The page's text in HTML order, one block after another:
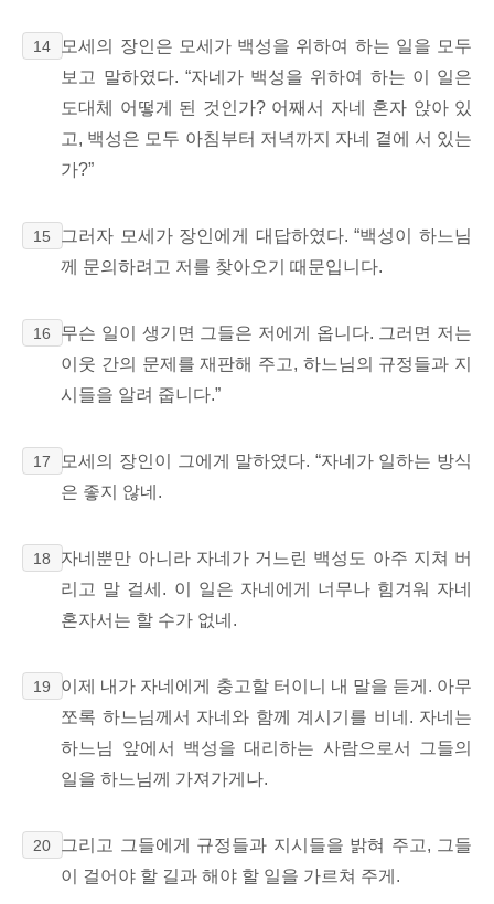
14
모세의 장인은 모세가 백성을 위하여 하는 일을 모두
보고 말하였다. “자네가 백성을 위하여 하는 이 일은
도대체 어떻게 된 것인가? 어째서 자네 혼자 앉아 있
고, 백성은 모두 아침부터 저녁까지 자네 곁에 서 있는
가?”
15
그러자 모세가 장인에게 대답하였다. “백성이 하느님
께 문의하려고 저를 찾아오기 때문입니다.
16
무슨 일이 생기면 그들은 저에게 옵니다. 그러면 저는
이웃 간의 문제를 재판해 주고, 하느님의 규정들과 지
시들을 알려 줍니다.”
17
모세의 장인이 그에게 말하였다. “자네가 일하는 방식
은 좋지 않네.
18
자네뿐만 아니라 자네가 거느린 백성도 아주 지쳐 버
리고 말 걸세. 이 일은 자네에게 너무나 힘겨워 자네
혼자서는 할 수가 없네.
19
이제 내가 자네에게 충고할 터이니 내 말을 듣게. 아무
쪼록 하느님께서 자네와 함께 계시기를 비네. 자네는
하느님 앞에서 백성을 대리하는 사람으로서 그들의
일을 하느님께 가져가게나.
20
그리고 그들에게 규정들과 지시들을 밝혀 주고, 그들
이 걸어야 할 길과 해야 할 일을 가르쳐 주게.